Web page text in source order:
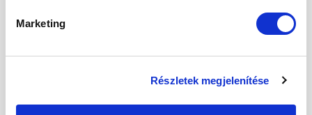
Marketing
Részletek megjelenítése
2026. március